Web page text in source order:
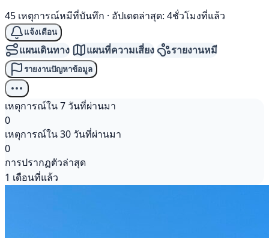
45 เหตุการณ์หมีที่บันทึก · อัปเดตล่าสุด: 4ชั่วโมงที่แล้ว
แจ้งเตือน
แผนเดินทาง แผนที่ความเสี่ยง รายงานหมี
รายงานปัญหาข้อมูล
เหตุการณ์ใน 7 วันที่ผ่านมา
0
เหตุการณ์ใน 30 วันที่ผ่านมา
0
การปรากฏตัวล่าสุด
1 เดือนที่แล้ว